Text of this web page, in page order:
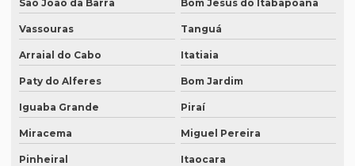
Empresa que traduz textos jurídicos em fortaleza
Empresa que transcreve áudios
Empresa que transcreve áudios em curitiba
Empresa que transcreve áudios em porto alegre
Empresa de revisão de textos em espanhol
Empresa de revisão de textos em francês
São João da Barra Bom Jesus do Itabapoana
Vassouras Tanguá
Arraial do Cabo Itatiaia
Paty do Alferes Bom Jardim
Iguaba Grande Piraí
Miracema Miguel Pereira
Pinheiral Itaocara